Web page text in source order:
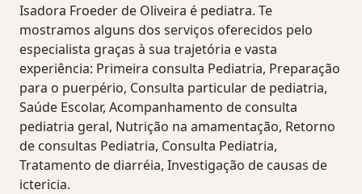
Isadora Froeder de Oliveira é pediatra. Te
mostramos alguns dos serviços oferecidos pelo
especialista graças à sua trajetória e vasta
experiência: Primeira consulta Pediatria, Preparação
para o puerpério, Consulta particular de pediatria,
Saúde Escolar, Acompanhamento de consulta
pediatria geral, Nutrição na amamentação, Retorno
de consultas Pediatria, Consulta Pediatria,
Tratamento de diarréia, Investigação de causas de
ictericia.